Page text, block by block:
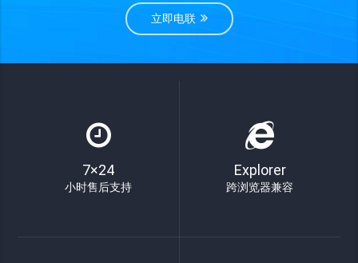
立即电联
7×24
小时售后支持
Explorer
跨浏览器兼容